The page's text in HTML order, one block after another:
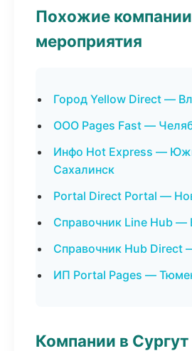
Похожие
мероприятия
Город Yellow Direct —
ООО Pages Fast —
Инфо Hot Express —
Сахалинск
Portal Direct Portal —
Справочник Line Hub —
Справочник Hub Direct
ИП Portal Pages —
Компании в Сургут